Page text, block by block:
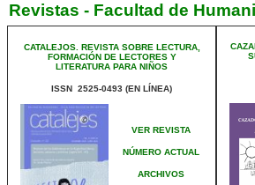
Revistas - Facultad de
CATALEJOS. REVISTA SOBRE LECTURA,
FORMACIÓN DE LECTORES Y
LITERATURA PARA NIÑOS
ISSN 2525-0493 (EN LÍNEA)
VER REVISTA
NÚMERO ACTUAL
ARCHIVOS